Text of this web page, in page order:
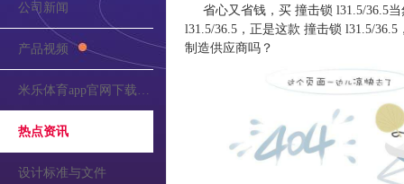
公司新闻
产品视频
米乐体育app官网下载的公告
热点资讯
设计标准与文件
省心又省钱，买 撞击锁 l31.5/36.5
l31.5/36.5，正是这款 撞击锁 l31.5/
制造供应商吗？